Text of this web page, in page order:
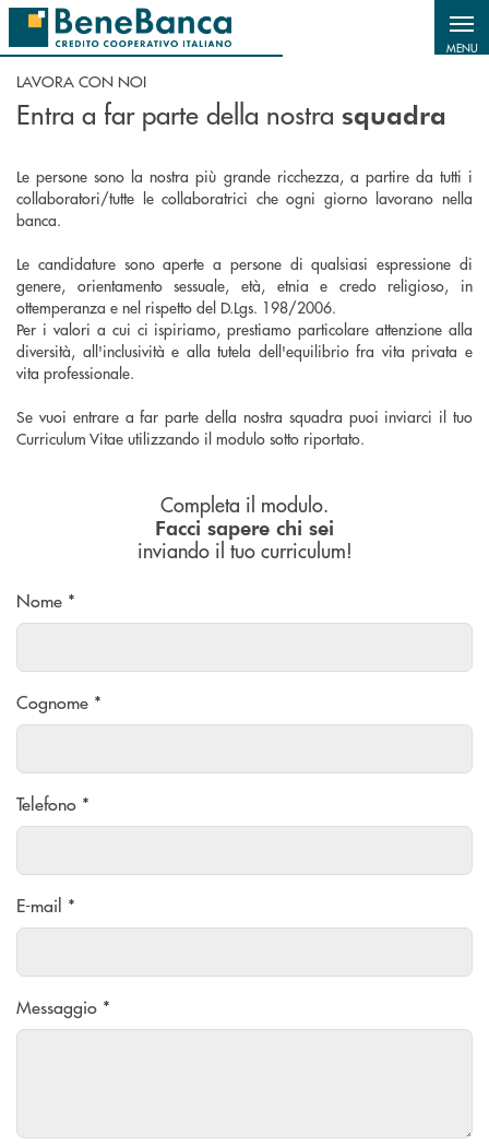
Salta al contenuto principale
MENU
LAVORA CON NOI
Entra a far parte della nostra squadra
Le persone sono la nostra più grande ricchezza, a partire da tutti i
collaboratori/tutte le collaboratrici che ogni giorno lavorano nella
banca.
Le candidature sono aperte a persone di qualsiasi espressione di
genere, orientamento sessuale, età, etnia e credo religioso, in
ottemperanza e nel rispetto del D.Lgs. 198/2006.
Per i valori a cui ci ispiriamo, prestiamo particolare attenzione alla
diversità, all'inclusività e alla tutela dell'equilibrio fra vita privata e
vita professionale.
Se vuoi entrare a far parte della nostra squadra puoi inviarci il tuo
Curriculum Vitae utilizzando il modulo sotto riportato.
Completa il modulo.
Facci sapere chi sei
inviando il tuo curriculum!
Nome *
Cognome *
Telefono *
E-mail *
Messaggio *